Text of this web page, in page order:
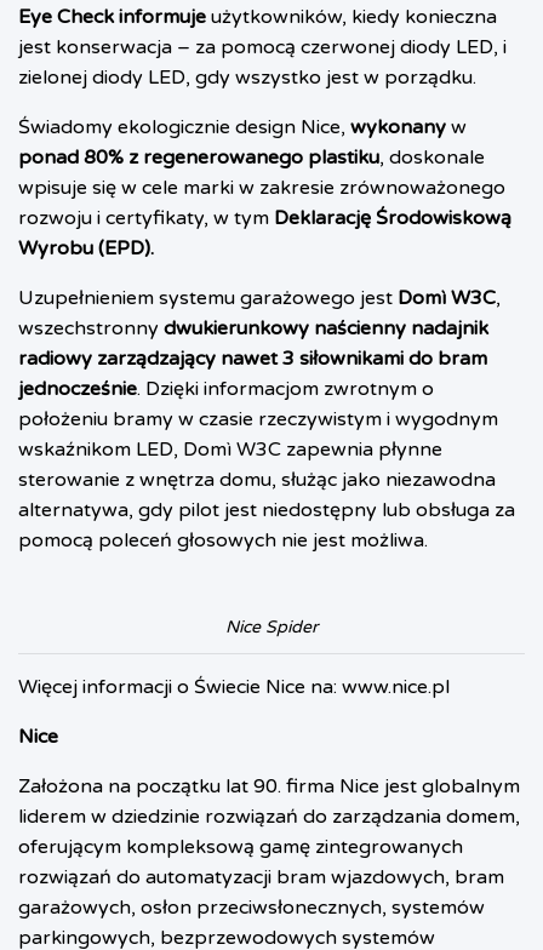
Eye Check informuje użytkowników, kiedy konieczna
jest konserwacja – za pomocą czerwonej diody LED, i
zielonej diody LED, gdy wszystko jest w porządku.
Świadomy ekologicznie design Nice, wykonany w
ponad 80% z regenerowanego plastiku, doskonale
wpisuje się w cele marki w zakresie zrównoważonego
rozwoju i certyfikaty, w tym Deklarację Środowiskową
Wyrobu (EPD).
Uzupełnieniem systemu garażowego jest Domì W3C,
wszechstronny dwukierunkowy naścienny nadajnik
radiowy zarządzający nawet 3 siłownikami do bram
jednocześnie. Dzięki informacjom zwrotnym o
położeniu bramy w czasie rzeczywistym i wygodnym
wskaźnikom LED, Domì W3C zapewnia płynne
sterowanie z wnętrza domu, służąc jako niezawodna
alternatywa, gdy pilot jest niedostępny lub obsługa za
pomocą poleceń głosowych nie jest możliwa.
Nice Spider
Więcej informacji o Świecie Nice na: www.nice.pl
Nice
Założona na początku lat 90. firma Nice jest globalnym
liderem w dziedzinie rozwiązań do zarządzania domem,
oferującym kompleksową gamę zintegrowanych
rozwiązań do automatyzacji bram wjazdowych, bram
garażowych, osłon przeciwsłonecznych, systemów
parkingowych, bezprzewodowych systemów